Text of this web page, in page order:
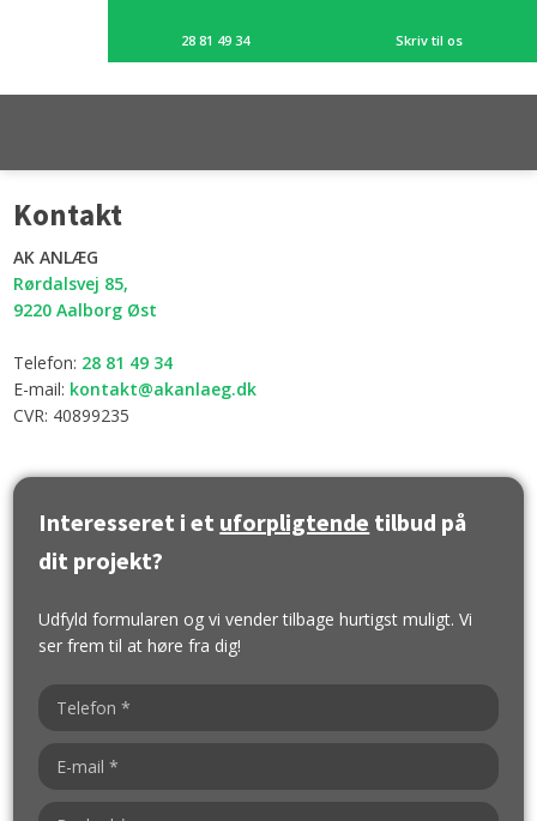
28 81 49 34​ Skriv til os
​Kontakt
AK ANLÆG​
Rørdalsvej 85,
​9220 Aalborg Øst
Telefon: 28 81 49 34
E-mail: kontakt@akanlaeg.dk
CVR: 40899235
Interesseret i et uforpligtende tilbud på
dit projekt?​
Udfyld formularen og vi vender tilbage hurtigst muligt. Vi
ser frem til at høre fra dig!